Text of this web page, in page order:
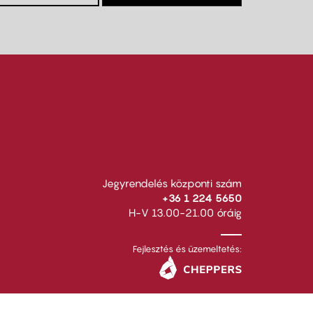
Jegyrendelés központi szám
+36 1 224 5650
H-V 13.00-21.00 óráig
Fejlesztés és üzemeltetés: